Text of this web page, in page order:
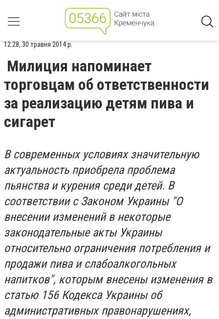
12:28, 30 травня 2014 р.
Милиция напоминает
торговцам об ответственности
за реализацию детям пива и
сигарет
В современных условиях значительную
актуальность приобрела проблема
пьянства и курения среди детей. В
соответствии с Законом Украины "О
внесении изменений в некоторые
законодательные акты Украины
относительно ограничения потребления и
продажи пива и слабоалкогольных
напитков", которым внесены изменения в
статью 156 Кодекса Украины об
административных правонарушениях,